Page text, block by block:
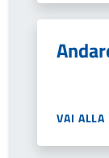
VAI ALLA